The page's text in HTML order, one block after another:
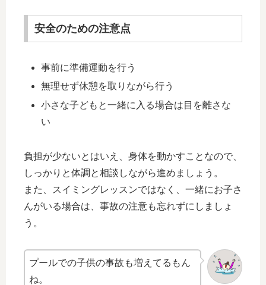
安全のための注意点
事前に準備運動を行う
無理せず休憩を取りながら行う
小さな子どもと一緒に入る場合は目を離さな
い
負担が少ないとはいえ、身体を動かすことなので、
しっかりと体調と相談しながら進めましょう。
また、スイミングレッスンではなく、一緒にお子さ
んがいる場合は、事故の注意も忘れずにしましょ
う。
プールでの子供の事故も増えてるもん
ね。